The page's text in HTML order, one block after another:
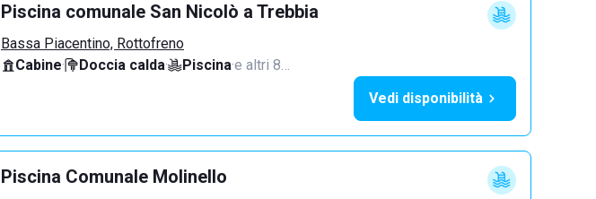
Piscina comunale San Nicolò a Trebbia
Bassa Piacentino, Rottofreno
Cabine· Doccia calda· Piscina·e altri 8…
Vedi disponibilità
Piscina Comunale Molinello